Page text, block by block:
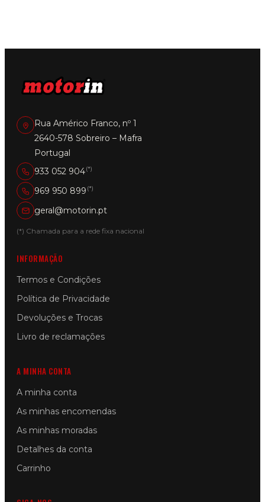
Rua Américo Franco, nº 1
2640-578 Sobreiro – Mafra
Portugal
933 052 904(*)
969 950 899 (*)
geral@motorin.pt
(*) Chamada para a rede fixa nacional
INFORMAÇÃO
Termos e Condições
Política de Privacidade
Devoluções e Trocas
Livro de reclamações
A MINHA CONTA
A minha conta
As minhas encomendas
As minhas moradas
Detalhes da conta
Carrinho